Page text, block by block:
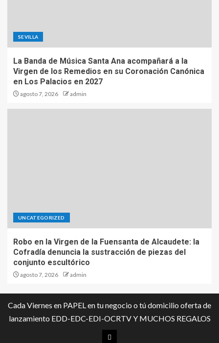
SEVILLA
La Banda de Música Santa Ana acompañará a la
Virgen de los Remedios en su Coronación Canónica
en Los Palacios en 2027
agosto 7, 2026 admin
UNCATEGORIZED
Robo en la Virgen de la Fuensanta de Alcaudete: la
Cofradía denuncia la sustracción de piezas del
conjunto escultórico
agosto 7, 2026 admin
Cada Viernes en PAPEL en tu negocio o tú domicilio oferta de
lanzamiento EDD-EDC-EDI-OCRTV Y MUCHOS REGALOS